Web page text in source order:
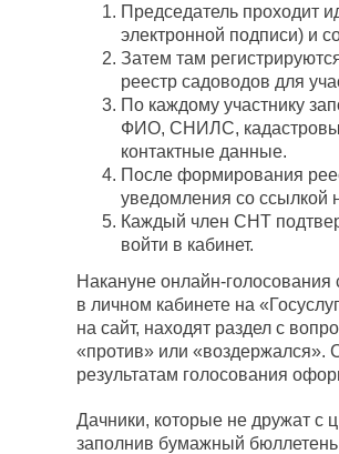
Председатель проходит
электронной подписи) и
Затем там
реестр садоводов для
По каждому участнику
ФИО, СНИЛС,
контактные данные.
После формирования
уведомления со ссылкой
Каждый член СНТ
войти в кабинет.
Накануне онлайн-
в личном кабинете на
на сайт, находят раздел с
«против» или «воздержался».
результатам голосования
Дачники, которые не дружат с
заполнив бумажный